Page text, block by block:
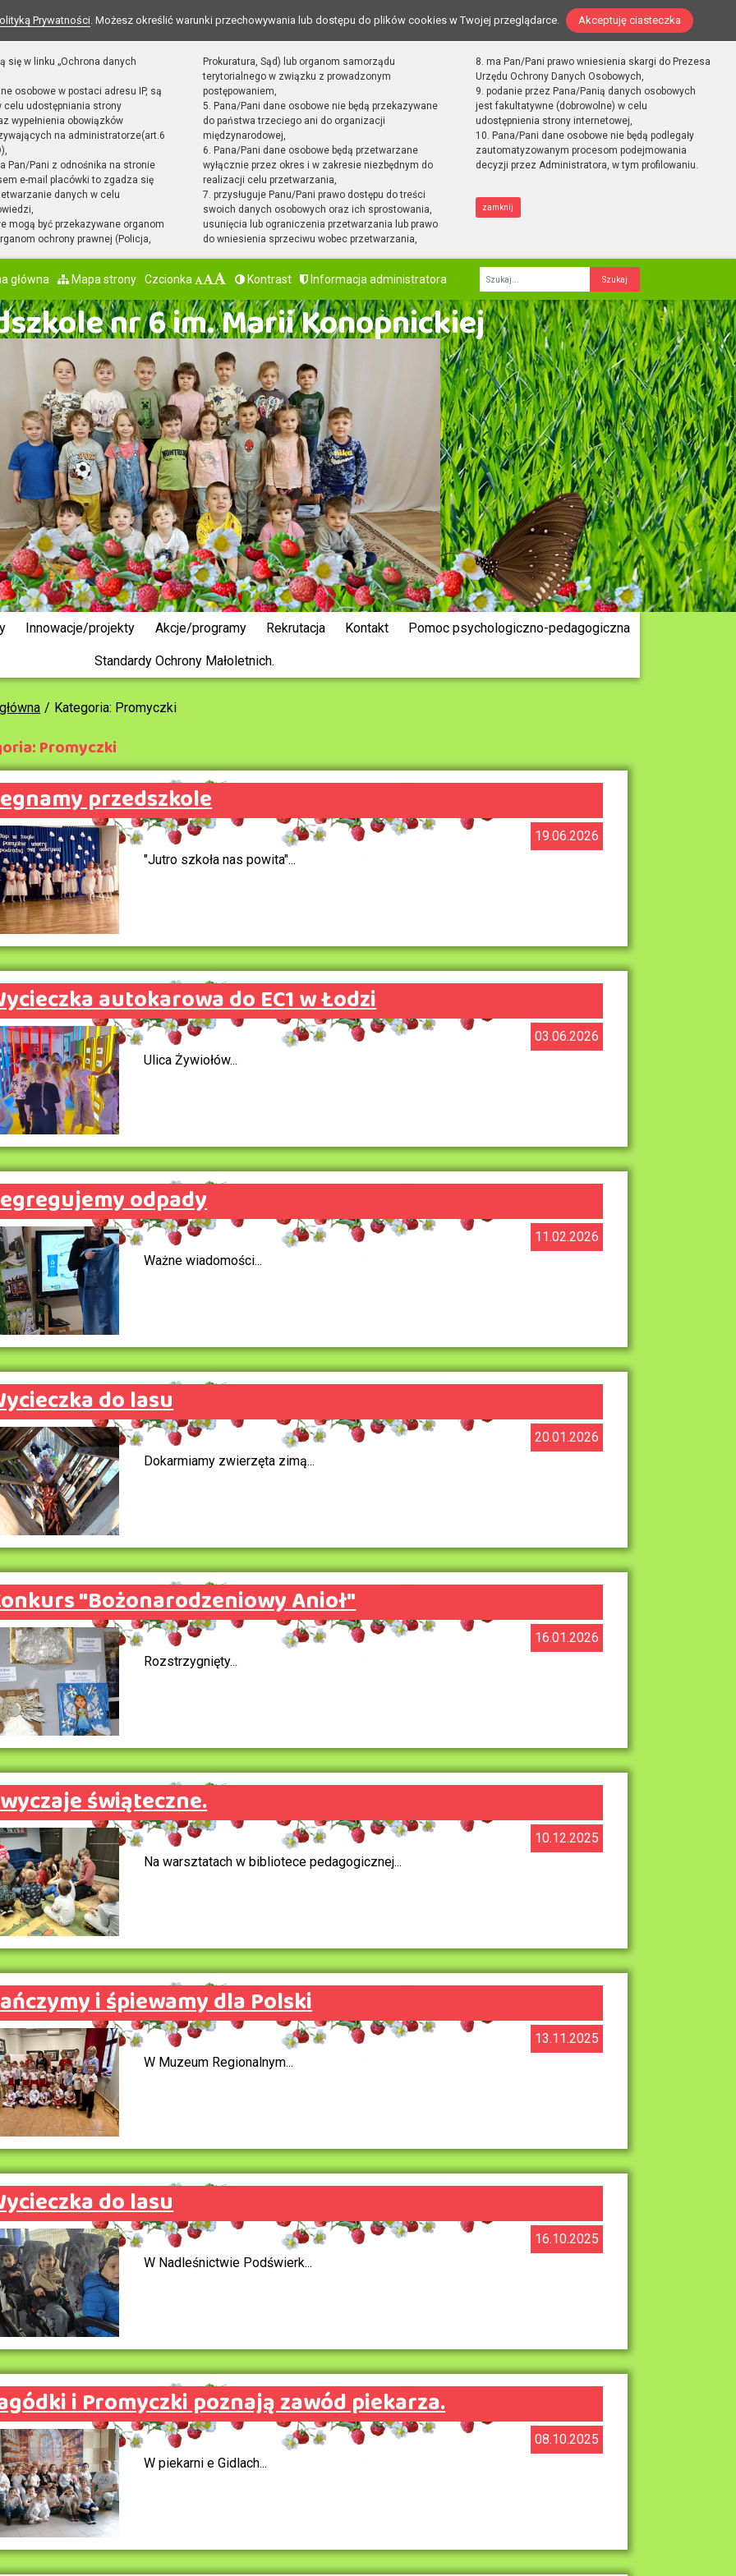
Prywatności. Możesz określić warunki przechowywania lub dostępu do plików cookies w Twojej przeglądarce. Akceptuję ciasteczka
się w linku „Ochrona danych
osobowe w postaci adresu IP, są
celu udostępniania strony
wypełnienia obowiązków
na administratorze(art.6
Pan/Pani z odnośnika na stronie
e-mail placówki to zgadza się
danych w celu
mogą być przekazywane organom
ochrony prawnej (Policja,
Prokuratura, Sąd) lub organom samorządu
terytorialnego w związku z prowadzonym
postępowaniem,
5. Pana/Pani dane osobowe nie będą przekazywane
do państwa trzeciego ani do organizacji
międzynarodowej,
6. Pana/Pani dane osobowe będą przetwarzane
wyłącznie przez okres i w zakresie niezbędnym do
realizacji celu przetwarzania,
7. przysługuje Panu/Pani prawo dostępu do treści
swoich danych osobowych oraz ich sprostowania,
usunięcia lub ograniczenia przetwarzania lub prawo
do wniesienia sprzeciwu wobec przetwarzania,
8. ma Pan/Pani prawo wniesienia skargi do Prezesa
Urzędu Ochrony Danych Osobowych,
9. podanie przez Pana/Panią danych osobowych
jest fakultatywne (dobrowolne) w celu
udostępnienia strony internetowej,
10. Pana/Pani dane osobowe nie będą podlegały
zautomatyzowanym procesom podejmowania
decyzji przez Administratora, w tym profilowaniu.
zamknij
główna Mapa strony Czcionka Kontrast Informacja administratora
Fraza
nr 6 im. Marii Konopnickiej
Innowacje/projekty Akcje/programy Rekrutacja Kontakt Pomoc psychologiczno-pedagogiczna
Standardy Ochrony Małoletnich.
Kategoria: Promyczki
Promyczki
przedszkole
19.06.2026
"Jutro szkoła nas powita"...
autokarowa do EC1 w Łodzi
03.06.2026
Ulica Żywiołów...
odpady
11.02.2026
Ważne wiadomości...
do lasu
20.01.2026
Dokarmiamy zwierzęta zimą...
"Bożonarodzeniowy Anioł"
16.01.2026
Rozstrzygnięty...
świąteczne.
10.12.2025
Na warsztatach w bibliotece pedagogicznej...
i śpiewamy dla Polski
13.11.2025
W Muzeum Regionalnym...
do lasu
16.10.2025
W Nadleśnictwie Podświerk...
i Promyczki poznają zawód piekarza.
08.10.2025
W piekarni e Gidlach...